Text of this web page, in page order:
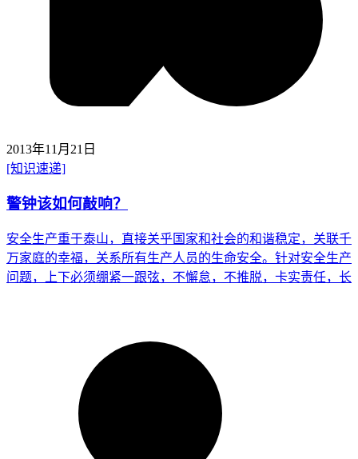
2013年11月21日
[知识速递]
警钟该如何敲响？
安全生产重于泰山，直接关乎国家和社会的和谐稳定，关联千
万家庭的幸福，关系所有生产人员的生命安全。针对安全生产
问题，上下必须绷紧一跟弦，不懈怠，不推脱，卡实责任，长